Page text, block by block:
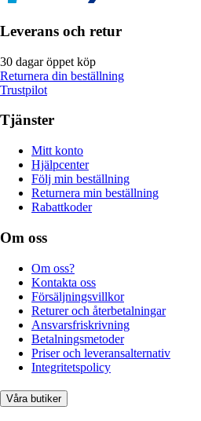
Leverans och retur
30 dagar öppet köp
Returnera din beställning
Trustpilot
Tjänster
Mitt konto
Hjälpcenter
Följ min beställning
Returnera min beställning
Rabattkoder
Om oss
Om oss?
Kontakta oss
Försäljningsvillkor
Returer och återbetalningar
Ansvarsfriskrivning
Betalningsmetoder
Priser och leveransalternativ
Integritetspolicy
Våra butiker